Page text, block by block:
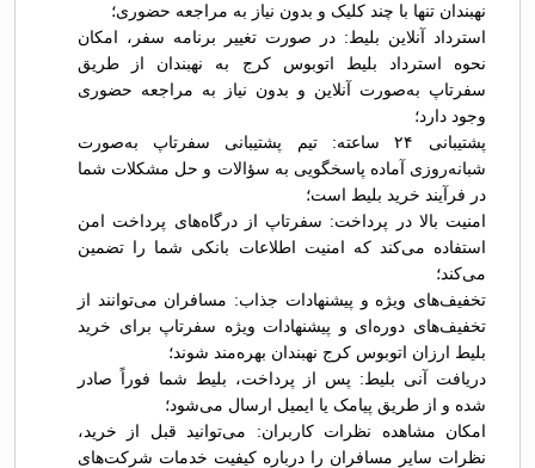
نهبندان تنها با چند کلیک و بدون نیاز به مراجعه حضوری؛
استرداد آنلاین بلیط: در صورت تغییر برنامه سفر، امکان
نحوه استرداد بلیط اتوبوس کرج به نهبندان از طریق
سفرتاپ به‌صورت آنلاین و بدون نیاز به مراجعه حضوری
وجود دارد؛
پشتیبانی ۲۴ ساعته: تیم پشتیبانی سفرتاپ به‌صورت
شبانه‌روزی آماده پاسخگویی به سؤالات و حل مشکلات شما
در فرآیند خرید بلیط است؛
امنیت بالا در پرداخت: سفرتاپ از درگاه‌های پرداخت امن
استفاده می‌کند که امنیت اطلاعات بانکی شما را تضمین
می‌کند؛
تخفیف‌های ویژه و پیشنهادات جذاب: مسافران می‌توانند از
تخفیف‌های دوره‌ای و پیشنهادات ویژه سفرتاپ برای خرید
بلیط ارزان اتوبوس کرج نهبندان بهره‌مند شوند؛
دریافت آنی بلیط: پس از پرداخت، بلیط شما فوراً صادر
شده و از طریق پیامک یا ایمیل ارسال می‌شود؛
امکان مشاهده نظرات کاربران: می‌توانید قبل از خرید،
نظرات سایر مسافران را درباره کیفیت خدمات شرکت‌های